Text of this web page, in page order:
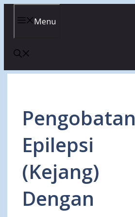
Menu
Pengobatan
Epilepsi
(Kejang)
Dengan